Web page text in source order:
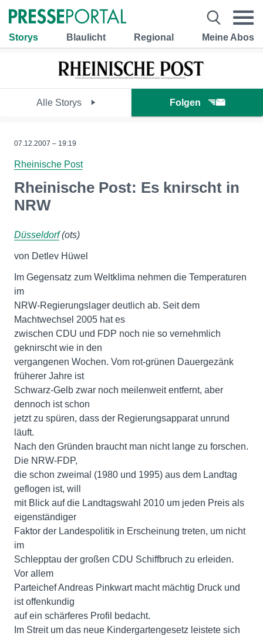
Storys Blaulicht Regional Meine Abos
Alle Storys Folgen
07.12.2007 – 19:19
Rheinische Post
Rheinische Post: Es knirscht in
NRW
Düsseldorf(ots)
von Detlev Hüwel
Im Gegensatz zum Weltklima nehmen die Temperaturen
im
NRW-Regierungslager deutlich ab. Seit dem
Machtwechsel 2005 hat es
zwischen CDU und FDP noch nie so vernehmlich
geknirscht wie in den
vergangenen Wochen. Vom rot-grünen Dauergezänk
früherer Jahre ist
Schwarz-Gelb zwar noch meilenweit entfernt, aber
dennoch ist schon
jetzt zu spüren, dass der Regierungsapparat unrund
läuft.
Nach den Gründen braucht man nicht lange zu forschen.
Die NRW-FDP,
die schon zweimal (1980 und 1995) aus dem Landtag
geflogen ist, will
mit Blick auf die Landtagswahl 2010 um jeden Preis als
eigenständiger
Faktor der Landespolitik in Erscheinung treten, um nicht
im
Schlepptau der großen CDU Schiffbruch zu erleiden.
Vor allem
Parteichef Andreas Pinkwart macht mächtig Druck und
ist offenkundig
auf ein schärferes Profil bedacht.
Im Streit um das neue Kindergartengesetz leistete sich